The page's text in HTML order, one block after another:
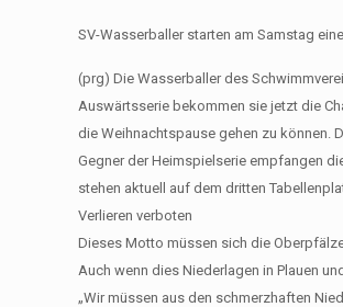
SV-Wasserballer starten am Samstag
(prg) Die Wasserballer des
Auswärtsserie bekommen sie jetzt die
die Weihnachtspause gehen zu können.
Gegner der Heimspielserie empfangen
stehen aktuell auf dem dritten
Verlieren verboten
Dieses Motto müssen sich die
Auch wenn dies Niederlagen in Plauen
„Wir müssen aus den schmerzhaften